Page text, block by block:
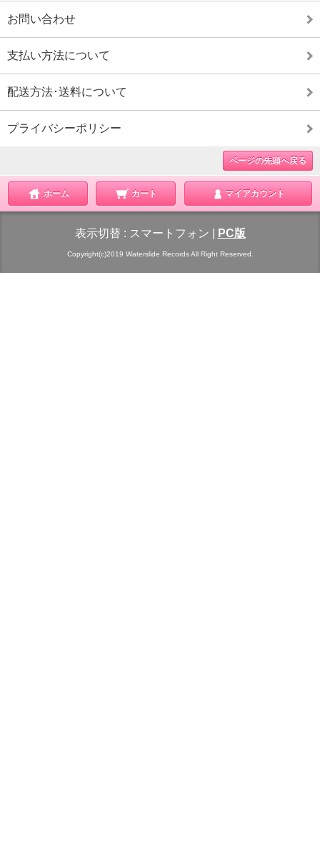
お問い合わせ
支払い方法について
配送方法･送料について
プライバシーポリシー
ページの先頭へ戻る
ホーム カート マイアカウント
表示切替 : スマートフォン PC版
Copyright(c)2019 Waterslide Records All Right Reserved.